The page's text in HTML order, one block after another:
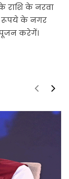
राशि के नरवा
रूपये के नगर
करेगें।